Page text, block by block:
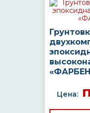
Цена: